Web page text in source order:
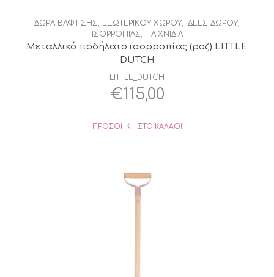
ΔΩΡΑ ΒΑΦΤΙΣΗΣ, ΕΞΩΤΕΡΙΚΟΥ ΧΩΡΟΥ, ΙΔΕΕΣ ΔΩΡΟΥ,
ΙΣΟΡΡΟΠΙΑΣ, ΠΑΙΧΝΙΔΙΑ
Μεταλλικό ποδήλατο ισορροπίας (ροζ) LITTLE
DUTCH
LITTLE_DUTCH
€115,00
ΠΡΟΣΘΉΚΗ ΣΤΟ ΚΑΛΆΘΙ